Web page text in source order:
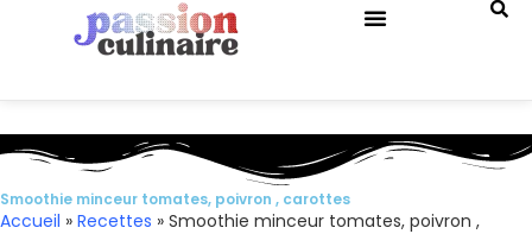
Smoothie minceur tomates, poivron , carottes
Accueil » Recettes » Smoothie minceur tomates, poivron ,